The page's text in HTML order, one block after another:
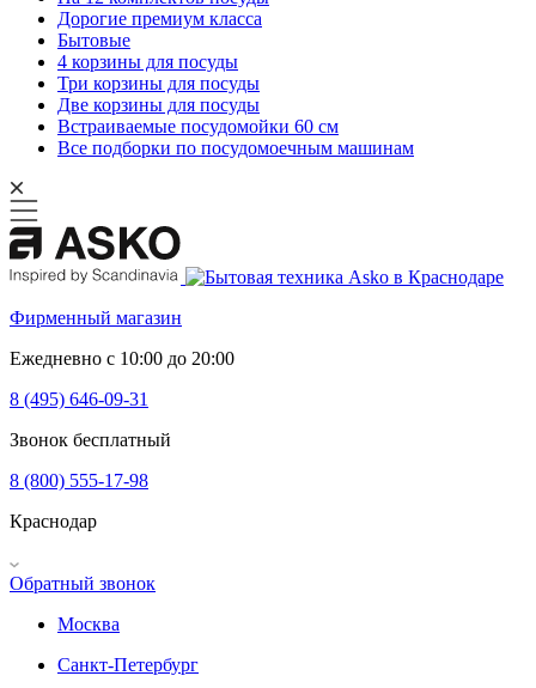
Дорогие премиум класса
Бытовые
4 корзины для посуды
Три корзины для посуды
Две корзины для посуды
Встраиваемые посудомойки 60 см
Все подборки по посудомоечным машинам
Фирменный магазин
Ежедневно с 10:00 до 20:00
8 (495) 646-09-31
Звонок бесплатный
8 (800) 555-17-98
Краснодар
Обратный звонок
Москва
Санкт-Петербург